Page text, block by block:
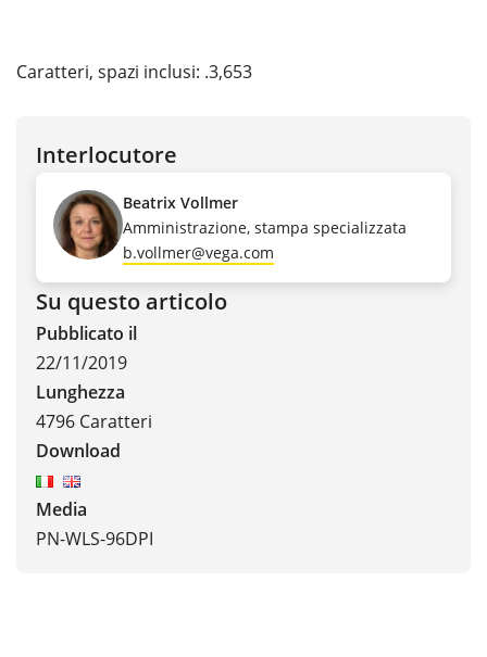
Caratteri, spazi inclusi: .3,653
Interlocutore
Beatrix Vollmer
Amministrazione, stampa specializzata
b.vollmer@vega.com
Su questo articolo
Pubblicato il
22/11/2019
Lunghezza
4796 Caratteri
Download
Media
PN-WLS-96DPI